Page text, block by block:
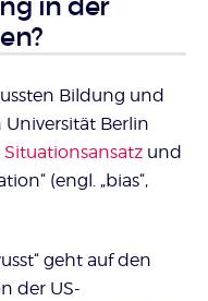
Bildung und
Berlin
Situationsansatz und
(engl. „bias“,
geht auf den
der US-